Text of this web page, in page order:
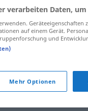
reizen(≈
verarbeiten Daten,
auf einem Gerät.
und
Mehr Optionen